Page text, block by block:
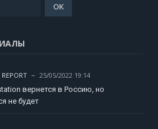
25/05/2022 19:14
вернется в Россию, но
не будет